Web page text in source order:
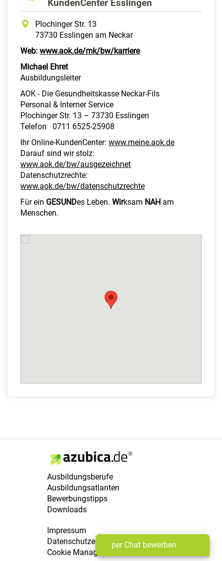
KundenCenter Esslingen
Plochinger Str. 13
73730 Esslingen am Neckar
Web: www.aok.de/mk/bw/karriere
Michael Ehret
Ausbildungsleiter
AOK - Die Gesundheitskasse Neckar-Fils
Personal & Interner Service
Plochinger Str. 13 – 73730 Esslingen
Telefon 0711 6525-25908
Ihr Online-KundenCenter: www.meine.aok.de
Darauf sind wir stolz:
www.aok.de/bw/ausgezeichnet
Datenschutzrechte:
www.aok.de/bw/datenschutzrechte
Für ein GESUNDes Leben. Wirksam NAH am
Menschen.
per Chat bewerben
Ausbildungsberufe
Ausbildungsatlanten
Bewerbungstipps
Downloads
Impressum
Datenschutzerklärung
Cookie Manager